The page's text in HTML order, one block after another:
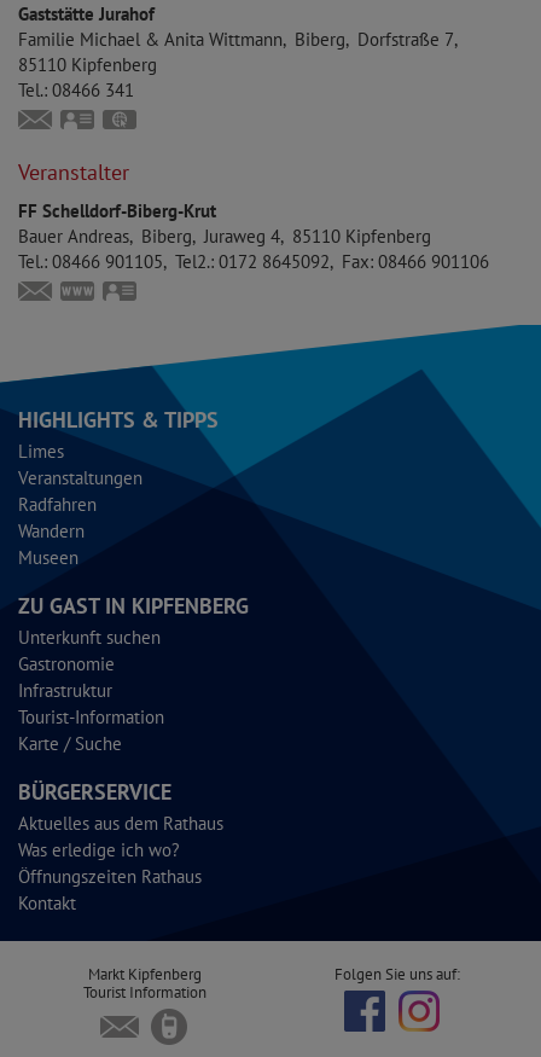
Gaststätte Jurahof
Familie Michael & Anita Wittmann Biberg
Dorfstraße 7
85110 Kipfenberg
Tel.: 08466 341
anita.wittmann.biberg@web.de
vCard
Veranstalter
FF Schelldorf-Biberg-Krut
Bauer Andreas Biberg Juraweg 4 85110 Kipfenberg
Tel.: 08466 901105 Tel2.: 0172 8645092 Fax: 08466 901106
andreas.bauer@feuerwehr-schelldorf.de
https://feuerwehr-schelldorf.de
HIGHLIGHTS & TIPPS
Limes
Veranstaltungen
Radfahren
Wandern
Museen
ZU GAST IN KIPFENBERG
Unterkunft suchen
Gastronomie
Infrastruktur
Tourist-Information
Karte / Suche
BÜRGERSERVICE
Aktuelles aus dem Rathaus
Was erledige ich wo?
Öffnungszeiten Rathaus
Kontakt
Markt Kipfenberg
Tourist Information
Folgen Sie uns auf: